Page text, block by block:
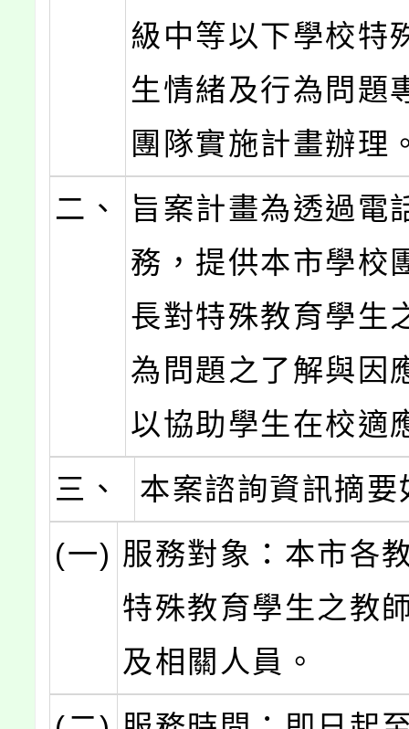
級中等以下學校特
生情緒及行為問題
團隊實施計畫辦理
二、
旨案計畫為透過電
務，提供本市學校
長對特殊教育學生
為問題之了解與因
以協助學生在校適
三、
本案諮詢資訊摘要
(一) 服務對象：本市各
特殊教育學生之教
及相關人員。